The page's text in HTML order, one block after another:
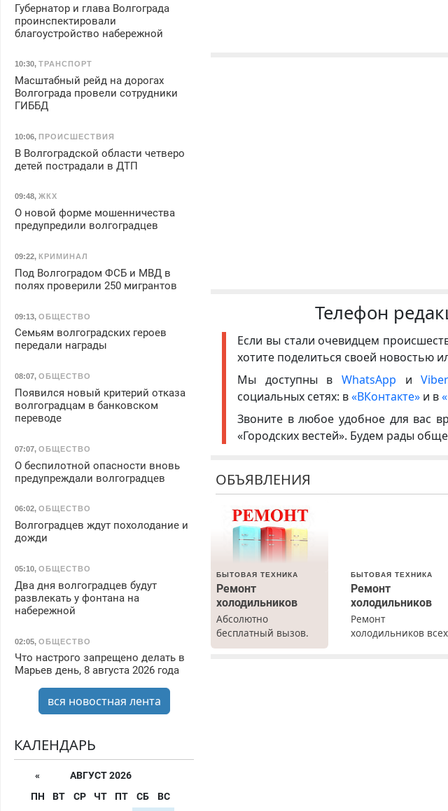
Телефон
Если вы стали очевидцем
хотите поделиться своей новостью
Мы доступны в WhatsApp иViber
социальных сетях: в«ВКонтакте» и в
Звоните в любое удобное для вас
«Городских вестей». Будем рады
ОБЪЯВЛЕНИЯ
БЫТОВАЯ ТЕХНИКА
Ремонт
холодильников
Абсолютно
бесплатный вызов.
Ремонт
БЫТОВАЯ ТЕХНИКА
Ремонт
холодильников
Ремонт
холодильников всех
Губернатор и глава Волгограда
проинспектировали
благоустройство набережной
10:30, ТРАНСПОРТ
Масштабный рейд на дорогах
Волгограда провели сотрудники
ГИББД
10:06, ПРОИСШЕСТВИЯ
В Волгоградской области четверо
детей пострадали в ДТП
09:48, ЖКХ
О новой форме мошенничества
предупредили волгоградцев
09:22, КРИМИНАЛ
Под Волгоградом ФСБ и МВД в
полях проверили 250 мигрантов
09:13, ОБЩЕСТВО
Семьям волгоградских героев
передали награды
08:07, ОБЩЕСТВО
Появился новый критерий отказа
волгоградцам в банковском
переводе
07:07, ОБЩЕСТВО
О беспилотной опасности вновь
предупреждали волгоградцев
06:02, ОБЩЕСТВО
Волгоградцев ждут похолодание и
дожди
05:10, ОБЩЕСТВО
Два дня волгоградцев будут
развлекать у фонтана на
набережной
02:05, ОБЩЕСТВО
Что настрого запрещено делать в
Марьев день, 8 августа 2026 года
вся новостная лента
КАЛЕНДАРЬ
«
АВГУСТ 2026
ПН
ВТ СР ЧТ ПТ СБ
ВС